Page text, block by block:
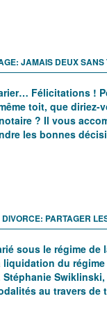
Félicitations !
toit, que diriez-
? Il vous
les bonnes
sous le régime de
du
au travers de